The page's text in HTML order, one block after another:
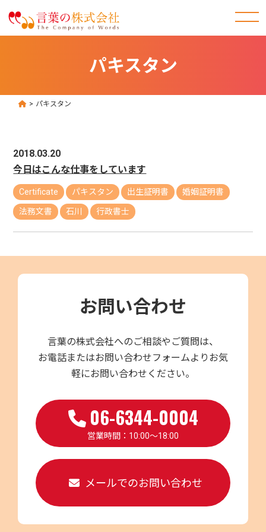
パキスタン
> パキスタン
2018.03.20
今日はこんな仕事をしています
Certificate パキスタン 出生証明書 婚姻証明書
法務文書 石川 行政書士
お問い合わせ
言葉の株式会社へのご相談やご質問は、
お電話またはお問い合わせフォームよりお気
軽にお問い合わせください。
06-6344-0004
営業時間：10:00～18:00
メールでのお問い合わせ